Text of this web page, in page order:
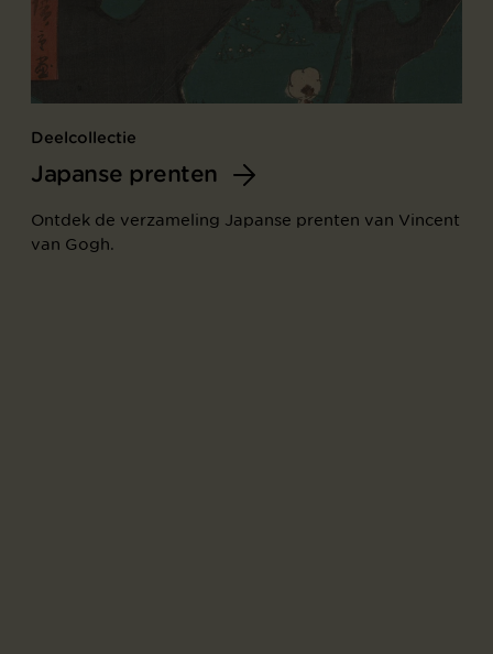
Deelcollectie
Japanse prenten
Ontdek de verzameling Japanse prenten van Vincent
van Gogh.